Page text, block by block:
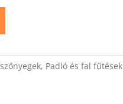
, Padló és fal fűtések